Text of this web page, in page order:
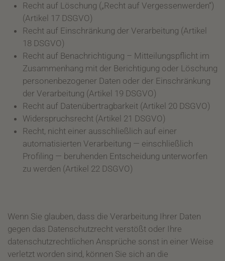
Recht auf Löschung („Recht auf Vergessenwerden“)
(Artikel 17 DSGVO)
Recht auf Einschränkung der Verarbeitung (Artikel
18 DSGVO)
Recht auf Benachrichtigung – Mitteilungspflicht im
Zusammenhang mit der Berichtigung oder Löschung
personenbezogener Daten oder der Einschränkung
der Verarbeitung (Artikel 19 DSGVO)
Recht auf Datenübertragbarkeit (Artikel 20 DSGVO)
Widerspruchsrecht (Artikel 21 DSGVO)
Recht, nicht einer ausschließlich auf einer
automatisierten Verarbeitung — einschließlich
Profiling — beruhenden Entscheidung unterworfen
zu werden (Artikel 22 DSGVO)
Wenn Sie glauben, dass die Verarbeitung Ihrer Daten
gegen das Datenschutzrecht verstößt oder Ihre
datenschutzrechtlichen Ansprüche sonst in einer Weise
verletzt worden sind, können Sie sich an die